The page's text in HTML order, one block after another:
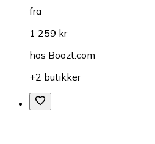
fra
1 259 kr
hos Boozt.com
+2 butikker